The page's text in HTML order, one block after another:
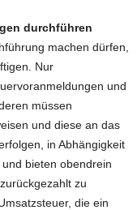
durchführen
machen dürfen,
Nur
und
müssen
und diese an das
in Abhängigkeit
bieten obendrein
zu
die ein